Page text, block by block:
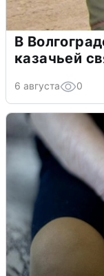
В
казачьей
6 августа 0